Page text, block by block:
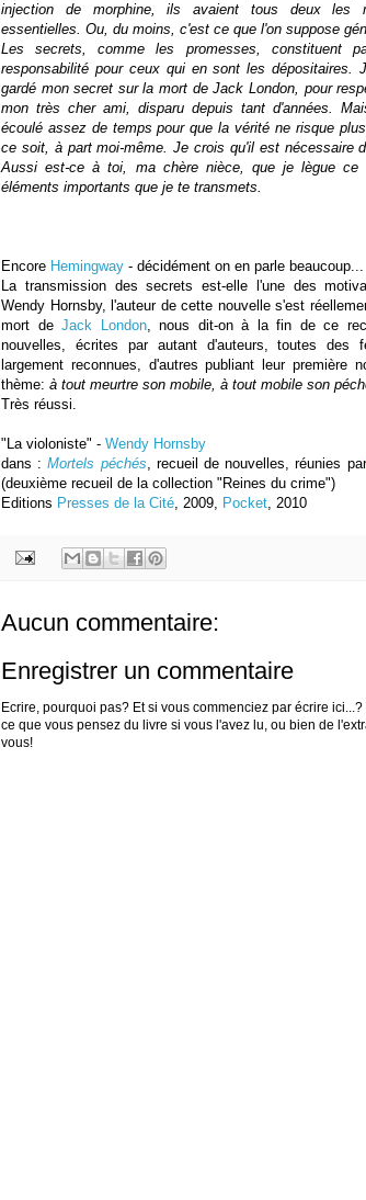
injection de morphine, ils avaient tous deux les
essentielles. Ou, du moins, c'est ce que l'on suppose
Les secrets, comme les promesses, constituent
responsabilité pour ceux qui en sont les dépositaires.
gardé mon secret sur la mort de Jack London, pour
mon très cher ami, disparu depuis tant d'années.
écoulé assez de temps pour que la vérité ne risque
ce soit, à part moi-même. Je crois qu'il est nécessaire
Aussi est-ce à toi, ma chère nièce, que je lègue ce
éléments importants que je te transmets.
Encore Hemingway - décidément on en parle
La transmission des secrets est-elle l'une des
Wendy Hornsby, l'auteur de cette nouvelle s'est
mort deJack London, nous dit-on à la fin de ce
nouvelles, écrites par autant d'auteurs, toutes des
largement reconnues, d'autres publiant leur première
thème: à tout meurtre son mobile, à tout mobile son
Très réussi.
"La violoniste" - Wendy Hornsby
dans :Mortels péchés, recueil de nouvelles, réunies
(deuxième recueil de la collection "Reines du crime")
Editions Presses de la Cité, 2009, Pocket, 2010
Aucun commentaire:
Enregistrer un commentaire
Ecrire, pourquoi pas? Et si vous commenciez par écrire
ce que vous pensez du livre si vous l'avez lu, ou bien de
vous!